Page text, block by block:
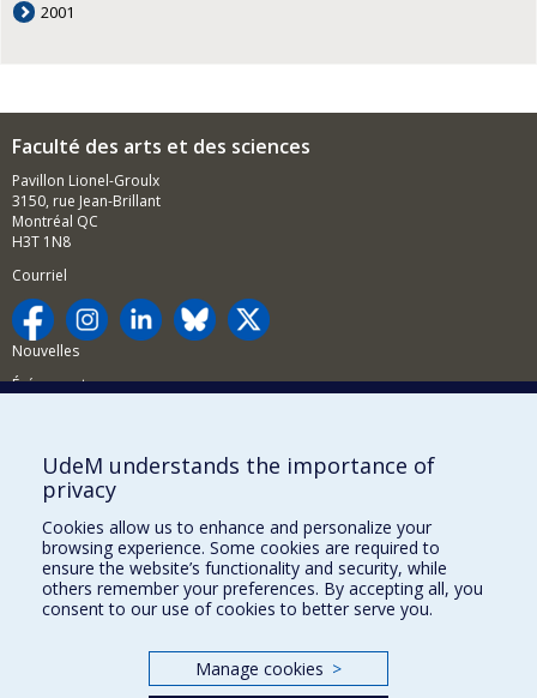
2001
Faculté des arts et des sciences
Pavillon Lionel-Groulx
3150, rue Jean-Brillant
Montréal QC
H3T 1N8
Courriel
Nouvelles
Événements
BESOIN D'AIDE?
Plan du site
Signaler une erreur
Accessibilité
FACULTÉ DES ARTS ET DES SCIENCES
Nos départements et écoles
Nos centres d'études
UdeM understands the importance of
privacy
Cookies allow us to enhance and personalize your
browsing experience. Some cookies are required to
ensure the website’s functionality and security, while
others remember your preferences. By accepting all, you
consent to our use of cookies to better serve you.
Manage cookies >